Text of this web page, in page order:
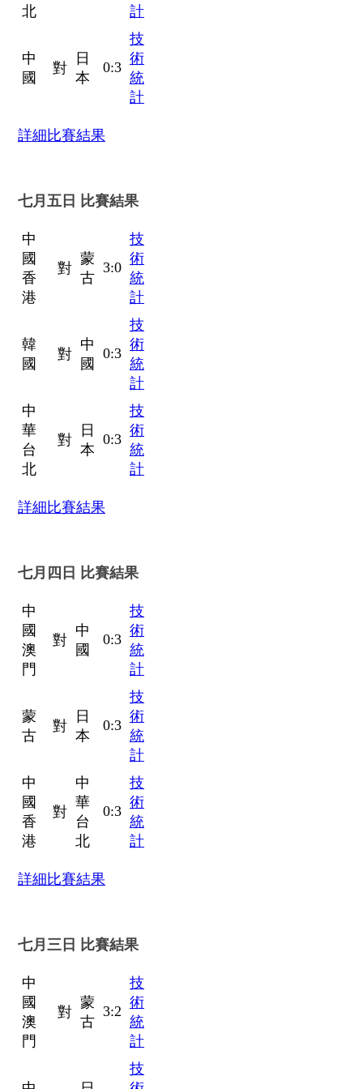
北
計
中
國
對
日
本
0:3
技
術
統
計
詳細比賽結果
七月五日 比賽結果
中
國
香
港
對
蒙
古
3:0
技
術
統
計
韓
國
對
中
國
0:3
技
術
統
計
中
華
台
北
對
日
本
0:3
技
術
統
計
詳細比賽結果
七月四日 比賽結果
中
國
澳
門
對
中
國
0:3
技
術
統
計
蒙
古
對
日
本
0:3
技
術
統
計
中
國
香
港
對
中
華
台
北
0:3
技
術
統
計
詳細比賽結果
七月三日 比賽結果
中
國
澳
門
對
蒙
古
3:2
技
術
統
計
技